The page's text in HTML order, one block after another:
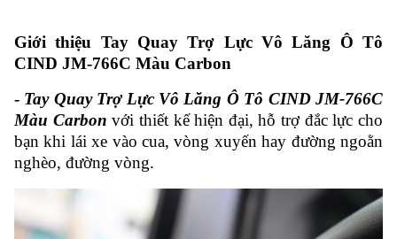
Giới thiệu Tay Quay Trợ Lực Vô Lăng Ô Tô
CIND JM-766C Màu Carbon
- Tay Quay Trợ Lực Vô Lăng Ô Tô CIND JM-766C
Màu Carbon với thiết kế hiện đại, hỗ trợ đắc lực cho
bạn khi lái xe vào cua, vòng xuyến hay đường ngoằn
nghèo, đường vòng.